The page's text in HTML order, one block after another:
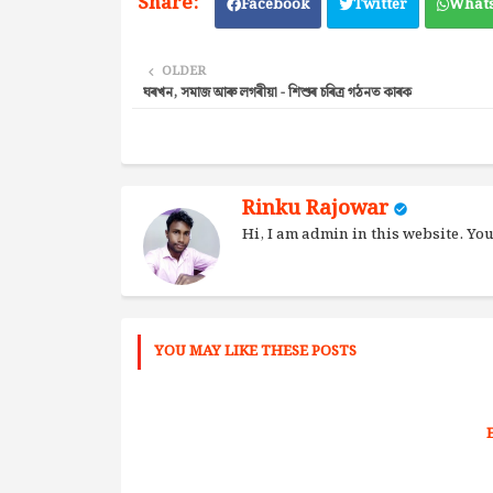
Facebook Twitter
OLDER
ঘৰখন, সমাজ আৰু লগৰীয়া - শিশুৰ চৰিত্ৰ গঠনত কাৰক
Rinku Rajowar
Hi, I am admin in this website.
YOU MAY LIKE THESE POSTS